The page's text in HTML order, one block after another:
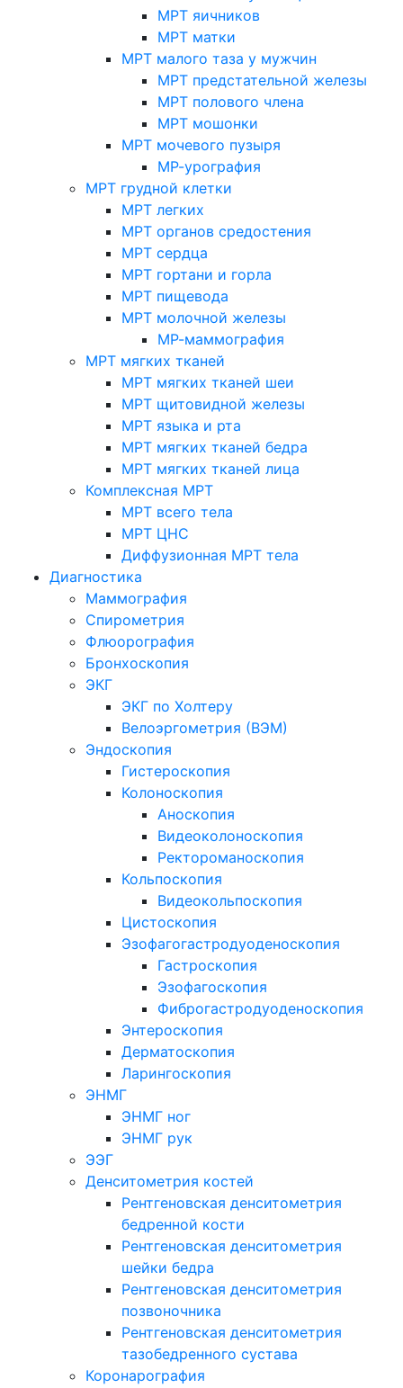
МРТ яичников
МРТ матки
МРТ малого таза у мужчин
МРТ предстательной железы
МРТ полового члена
МРТ мошонки
МРТ мочевого пузыря
МР-урография
МРТ грудной клетки
МРТ легких
МРТ органов средостения
МРТ сердца
МРТ гортани и горла
МРТ пищевода
МРТ молочной железы
МР-маммография
МРТ мягких тканей
МРТ мягких тканей шеи
МРТ щитовидной железы
МРТ языка и рта
МРТ мягких тканей бедра
МРТ мягких тканей лица
Комплексная МРТ
МРТ всего тела
МРТ ЦНС
Диффузионная МРТ тела
Диагностика
Маммография
Спирометрия
Флюорография
Бронхоскопия
ЭКГ
ЭКГ по Холтеру
Велоэргометрия (ВЭМ)
Эндоскопия
Гистероскопия
Колоноскопия
Аноскопия
Видеоколоноскопия
Ректороманоскопия
Кольпоскопия
Видеокольпоскопия
Цистоскопия
Эзофагогастродуоденоскопия
Гастроскопия
Эзофагоскопия
Фиброгастродуоденоскопия
Энтероскопия
Дерматоскопия
Ларингоскопия
ЭНМГ
ЭНМГ ног
ЭНМГ рук
ЭЭГ
Денситометрия костей
Рентгеновская денситометрия
бедренной кости
Рентгеновская денситометрия
шейки бедра
Рентгеновская денситометрия
позвоночника
Рентгеновская денситометрия
тазобедренного сустава
Коронарография